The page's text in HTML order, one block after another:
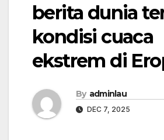
berita dunia
kondisi cuaca
ekstrem di
By adminlau
DEC 7, 2025